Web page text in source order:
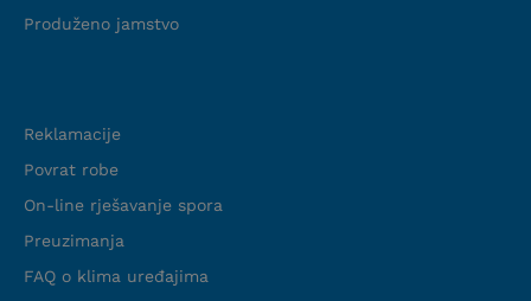
Produženo jamstvo
Reklamacije
Povrat robe
On-line rješavanje spora
Preuzimanja
FAQ o klima uređajima